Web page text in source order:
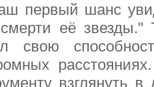
первый шанс
её
свою
взглянуть